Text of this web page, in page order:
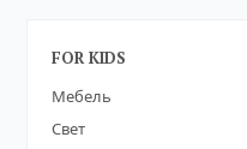
FOR KIDS
Мебель
Свет